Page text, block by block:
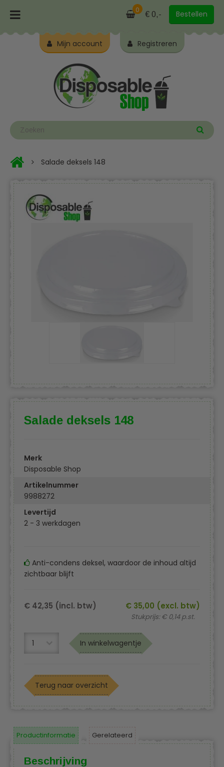
0 € 0,- Bestellen
Mijn account Registreren
Salade deksels 148
Salade deksels 148
Merk
Disposable Shop
Artikelnummer
9988272
Levertijd
2 - 3 werkdagen
Anti-condens deksel, waardoor de inhoud altijd
zichtbaar blijft
€ 35,00 (excl. btw)
Stukprijs: € 0,14 p.st.
€ 42,35 (incl. btw)
In winkelwagentje
Terug naar overzicht
Productinformatie Gerelateerd
Beschrijving